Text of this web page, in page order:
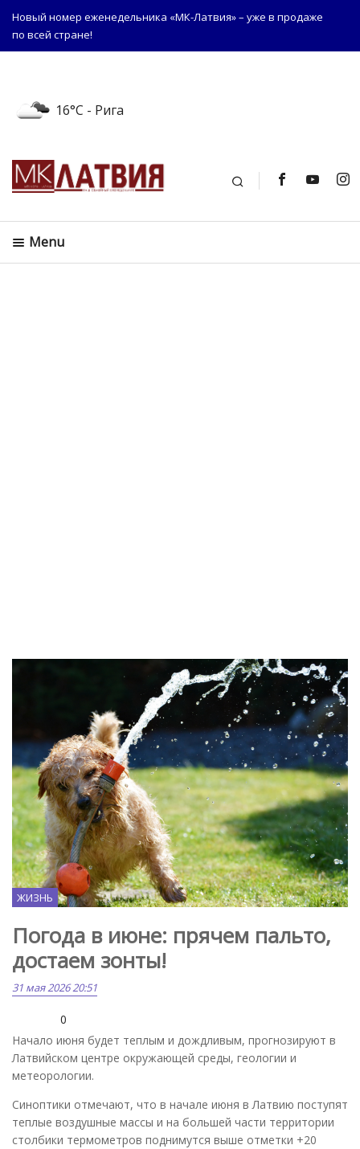
Новый номер еженедельника «МК-Латвия» – уже в продаже
по всей стране!
16°C - Рига
Поиск
Menu
ЖИЗНЬ
Погода в июне: прячем пальто,
достаем зонты!
31 мая 2026 20:51
0
Начало июня будет теплым и дождливым, прогнозируют в
Латвийском центре окружающей среды, геологии и
метеорологии.
Синоптики отмечают, что в начале июня в Латвию поступят
теплые воздушные массы и на большей части территории
столбики термометров поднимутся выше отметки +20